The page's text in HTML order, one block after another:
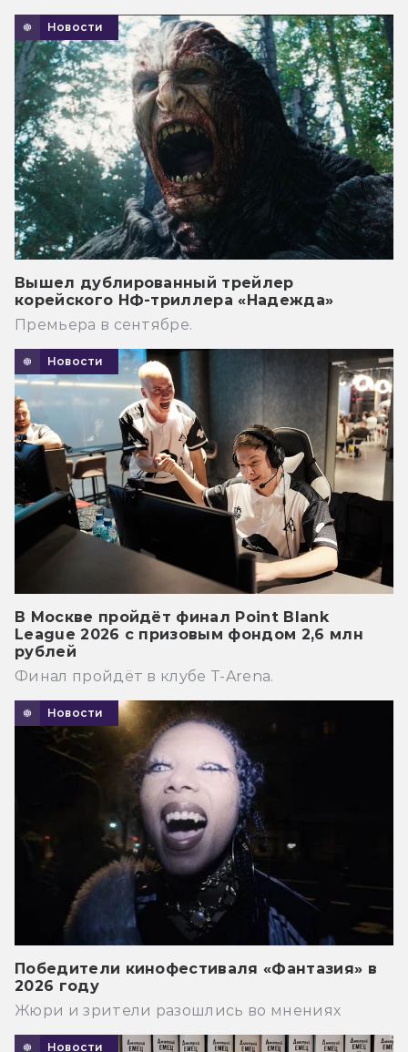
Новости
Вышел дублированный трейлер
корейского НФ-триллера «Надежда»
Премьера в сентябре.
Новости
В Москве пройдёт финал Point Blank
League 2026 с призовым фондом 2,6 млн
рублей
Финал пройдёт в клубе T-Arena.
Новости
Победители кинофестиваля «Фантазия» в
2026 году
Жюри и зрители разошлись во мнениях
Новости